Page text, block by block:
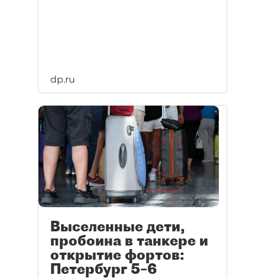
dp.ru
Выселенные дети,
пробоина в танкере и
открытие фортов:
Петербург 5–6